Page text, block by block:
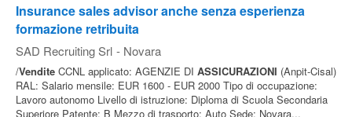
Insurance sales advisor anche senza esperienza
formazione retribuita
SAD Recruiting Srl - Novara
/Vendite CCNL applicato: AGENZIE DI ASSICURAZIONI (Anpit-Cisal)
RAL: Salario mensile: EUR 1600 - EUR 2000 Tipo di occupazione:
Lavoro autonomo Livello di istruzione: Diploma di Scuola Secondaria
Superiore Patente: B Mezzo di trasporto: Auto Sede: Novara...